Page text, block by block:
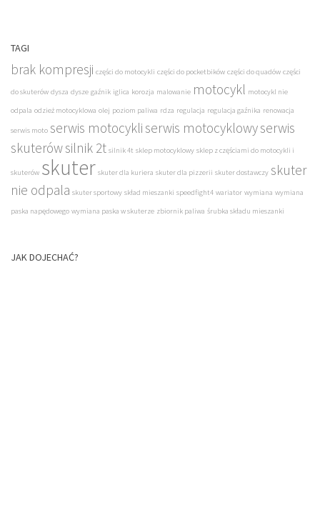
TAGI
brak kompresji części do motocykli części do pocketbików części do quadów części
do skuterów dysza dysze gaźnik iglica korozja malowanie motocykl motocykl nie
odpala odzież motocyklowa olej poziom paliwa rdza regulacja regulacja gaźnika renowacja
serwis moto serwis motocykliserwis motocyklowyserwis
skuterówsilnik 2t silnik 4t sklep motocyklowy sklep z częściami do motocykli i
skuterów skuter skuter dla kuriera skuter dla pizzerii skuter dostawczy skuter
nie odpala skuter sportowy skład mieszanki speedfight4 wariator wymiana wymiana
paska napędowego wymiana paska w skuterze zbiornik paliwa śrubka składu mieszanki
JAK DOJECHAĆ?